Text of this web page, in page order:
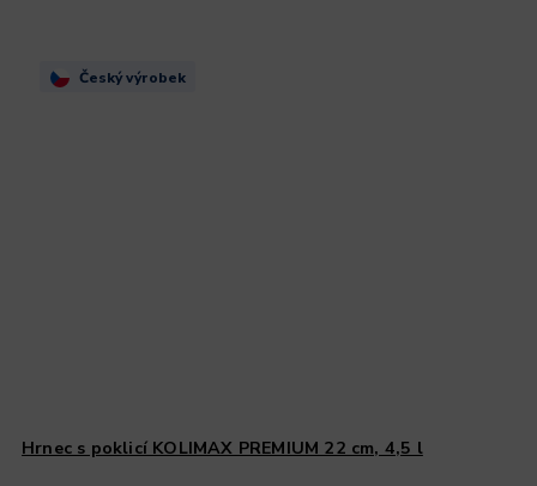
Český výrobek
Hrnec s poklicí KOLIMAX PREMIUM 22 cm, 4,5 l